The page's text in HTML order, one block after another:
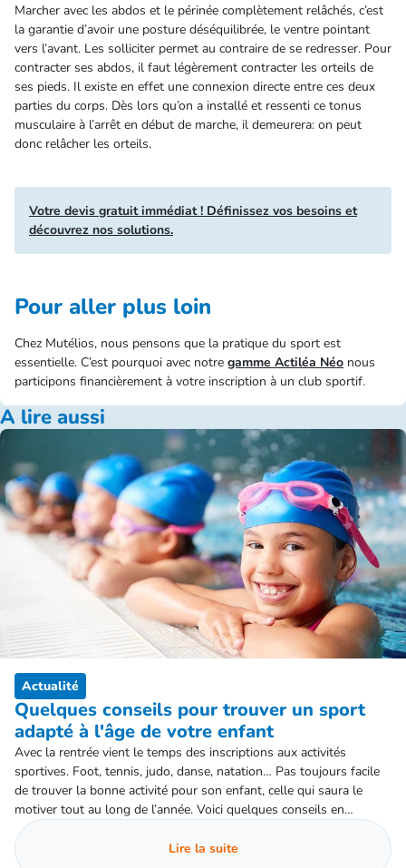
Marcher avec les abdos et le périnée complètement relâchés, c’est
la garantie d’avoir une posture déséquilibrée, le ventre pointant
vers l’avant. Les solliciter permet au contraire de se redresser. Pour
contracter ses abdos, il faut légèrement contracter les orteils de
ses pieds. Il existe en effet une connexion directe entre ces deux
parties du corps. Dès lors qu’on a installé et ressenti ce tonus
musculaire à l’arrêt en début de marche, il demeurera: on peut
donc relâcher les orteils.
Votre devis gratuit immédiat ! Définissez vos besoins et
découvrez nos solutions.
Pour aller plus loin
Chez Mutélios, nous pensons que la pratique du sport est
essentielle. C’est pourquoi avec notre gamme Actiléa Néo nous
participons financièrement à votre inscription à un club sportif.
A lire aussi
Actualité
Quelques conseils pour trouver un sport
adapté à l'âge de votre enfant
Avec la rentrée vient le temps des inscriptions aux activités
sportives. Foot, tennis, judo, danse, natation… Pas toujours facile
de trouver la bonne activité pour son enfant, celle qui saura le
motiver tout au long de l’année. Voici quelques conseils en
fonction des âges.
Lire la suite